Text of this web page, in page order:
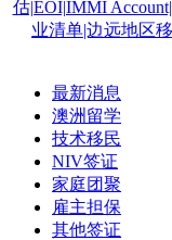
最新消息
澳洲留学
技术移民
NIV签证
家庭团聚
雇主担保
其他签证